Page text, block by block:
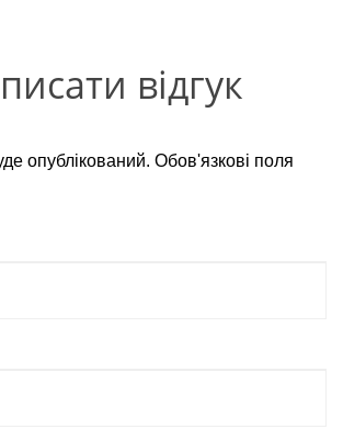
відгук
опублікований. Обов'язкові поля